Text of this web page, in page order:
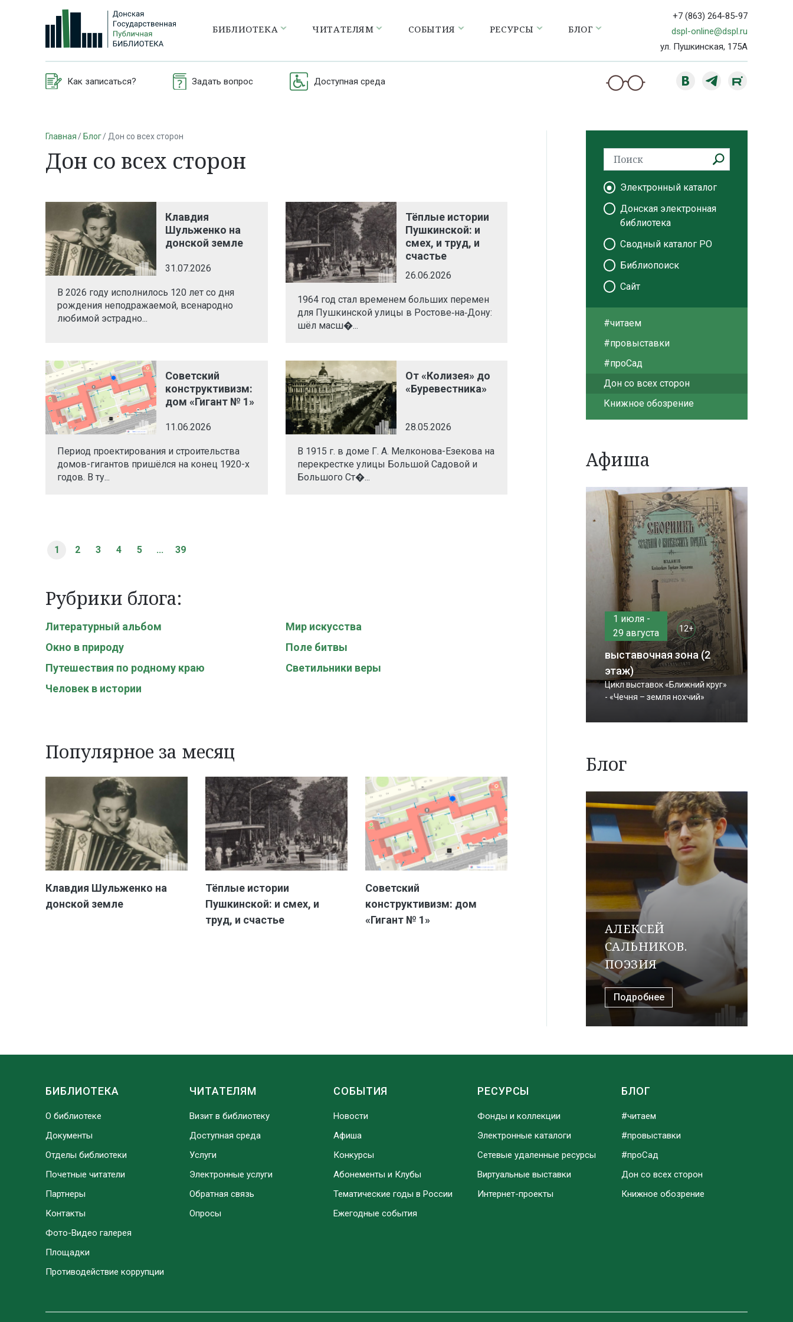
БИБЛИОТЕКА ЧИТАТЕЛЯМ СОБЫТИЯ РЕСУРСЫ БЛОГ
+7 (863) 264-85-97
dspl-online@dspl.ru
ул. Пушкинская, 175А
Как записаться? Задать вопрос Доступная среда
Главная Блог Дон со всех сторон
Дон со всех сторон
Клавдия
Шульженко на
донской земле
31.07.2026
В 2026 году исполнилось 120 лет со дня
рождения неподражаемой, всенародно
любимой эстрадно...
Тёплые истории
Пушкинской: и
смех, и труд, и
счастье
26.06.2026
1964 год стал временем больших перемен
для Пушкинской улицы в Ростове‑на‑Дону:
шёл масш�...
Советский
конструктивизм:
дом «Гигант № 1»
11.06.2026
Период проектирования и строительства
домов-гигантов пришёлся на конец 1920-х
годов. В ту...
От «Колизея» до
«Буревестника»
28.05.2026
В 1915 г. в доме Г. А. Мелконова-Езекова на
перекрестке улицы Большой Садовой и
Большого Ст�...
1 2 3 4 5 ... 39
Рубрики блога:
Литературный альбом
Мир искусства
Окно в природу
Поле битвы
Путешествия по родному краю
Светильники веры
Человек в истории
Популярное за месяц
Клавдия Шульженко на
донской земле
Тёплые истории
Пушкинской: и смех, и
труд, и счастье
Советский
конструктивизм: дом
«Гигант № 1»
Электронный каталог
Донская электронная
библиотека
Сводный каталог РО
Библиопоиск
Сайт
#читаем
#провыставки
#проСад
Дон со всех сторон
Книжное обозрение
Афиша
1 июля -
29 августа
12+
выставочная зона (2
этаж)
Цикл выставок «Ближний круг»
- «Чечня – земля нохчий»
Блог
АЛЕКСЕЙ
САЛЬНИКОВ.
ПОЭЗИЯ
Подробнее
БИБЛИОТЕКА
О библиотеке
Документы
Отделы библиотеки
Почетные читатели
Партнеры
Контакты
Фото-Видео галерея
Площадки
Противодействие коррупции
ЧИТАТЕЛЯМ
Визит в библиотеку
Доступная среда
Услуги
Электронные услуги
Обратная связь
Опросы
СОБЫТИЯ
Новости
Афиша
Конкурсы
Абонементы и Клубы
Тематические годы в России
Ежегодные события
РЕСУРСЫ
Фонды и коллекции
Электронные каталоги
Сетевые удаленные ресурсы
Виртуальные выставки
Интернет-проекты
БЛОГ
#читаем
#провыставки
#проСад
Дон со всех сторон
Книжное обозрение